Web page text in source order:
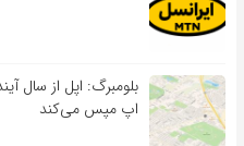
بلومبرگ: اپل از سال
اپ مپس می‌کند